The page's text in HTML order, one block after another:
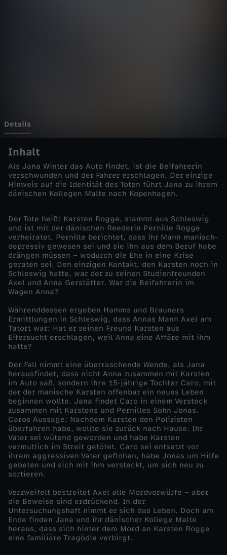
U
m
s
t
ä
n
d
e
n
-
L
i
e
b
e
s
r
a
Details
Inhalt
Als Jana Winter das Auto findet, ist die Beifahrerin
verschwunden und der Fahrer erschlagen. Der einzige
Hinweis auf die Identität des Toten führt Jana zu ihrem
dänischen Kollegen Malte nach Kopenhagen.
Der Tote heißt Karsten Rogge, stammt aus Schleswig
und ist mit der dänischen Reederin Pernille Rogge
verheiratet. Pernille berichtet, dass ihr Mann manisch-
depressiv gewesen sei und sie ihn aus dem Beruf habe
drängen müssen – wodurch die Ehe in eine Krise
geraten sei. Den einzigen Kontakt, den Karsten noch in
Schleswig hatte, war der zu seinen Studienfreunden
Axel und Anna Gerstätter. War die Beifahrerin im
Wagen Anna?
Währenddessen ergeben Hamms und Brauners
Ermittlungen in Schleswig, dass Annas Mann Axel am
Tatort war: Hat er seinen Freund Karsten aus
Eifersucht erschlagen, weil Anna eine Affäre mit ihm
hatte?
Der Fall nimmt eine überraschende Wende, als Jana
herausfindet, dass nicht Anna zusammen mit Karsten
im Auto saß, sondern ihre 15-jährige Tochter Caro, mit
der der manische Karsten offenbar ein neues Leben
beginnen wollte. Jana findet Caro in einem Versteck
zusammen mit Karstens und Pernilles Sohn Jonas.
Caros Aussage: Nachdem Karsten den Polizisten
überfahren habe, wollte sie zurück nach Hause. Ihr
Vater sei wütend geworden und habe Karsten
vermutlich im Streit getötet. Caro sei entsetzt vor
ihrem aggressiven Vater geflohen, habe Jonas um Hilfe
gebeten und sich mit ihm versteckt, um sich neu zu
sortieren.
Verzweifelt bestreitet Axel alle Mordvorwürfe – aber
die Beweise sind erdrückend. In der
Untersuchungshaft nimmt er sich das Leben. Doch am
Ende finden Jana und ihr dänischer Kollege Malte
heraus, dass sich hinter dem Mord an Karsten Rogge
eine familiäre Tragödie verbirgt.